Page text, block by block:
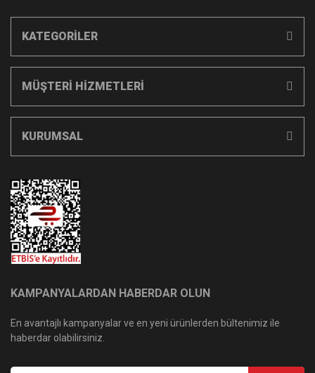
KATEGORİLER
MÜŞTERİ HİZMETLERİ
KURUMSAL
KAMPANYALARDAN HABERDAR OLUN
En avantajlı kampanyalar ve en yeni ürünlerden bültenimiz ile
haberdar olabilirsiniz.